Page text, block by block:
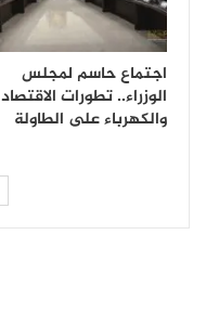
اجتماع حاسم لمجلس
الوزراء.. تطورات الاقتصاد
والكهرباء على الطاولة